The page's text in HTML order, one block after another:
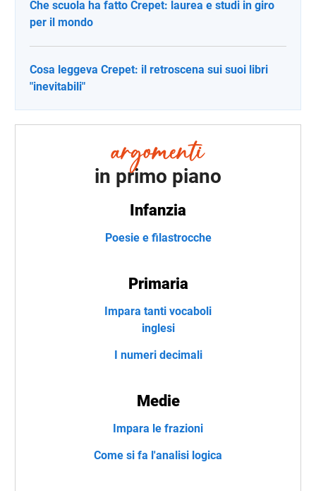
Che scuola ha fatto Crepet: laurea e studi in giro
per il mondo
Cosa leggeva Crepet: il retroscena sui suoi libri
"inevitabili"
in primo piano
Infanzia
Poesie e filastrocche
Primaria
Impara tanti vocaboli
inglesi
I numeri decimali
Medie
Impara le frazioni
Come si fa l'analisi logica